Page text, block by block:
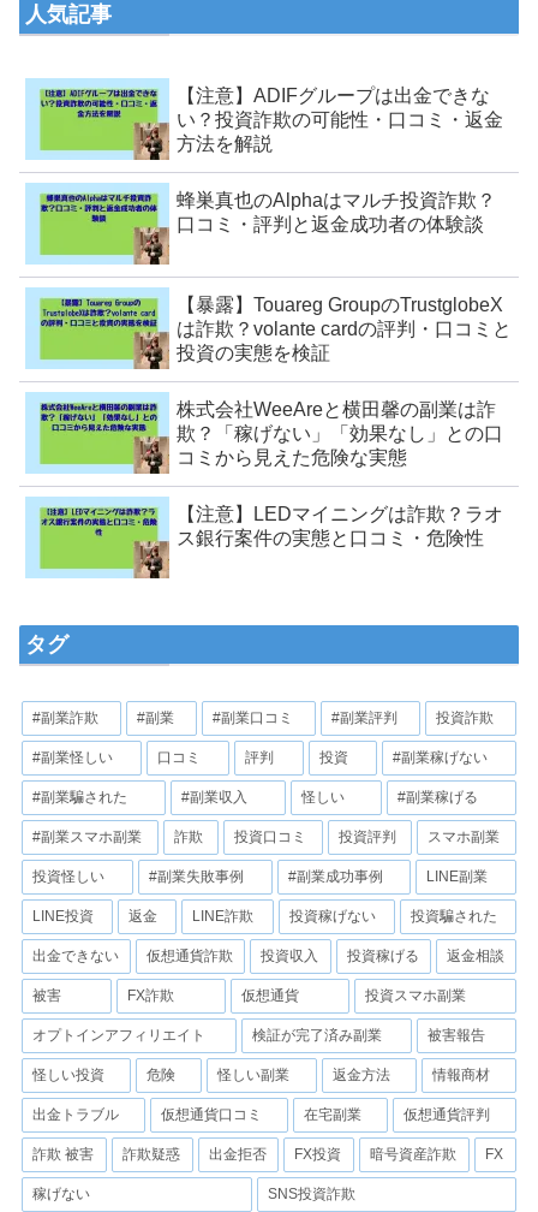
人気記事
【注意】ADIFグループは出金できな
い？投資詐欺の可能性・口コミ・返金
方法を解説
蜂巣真也のAlphaはマルチ投資詐欺？
口コミ・評判と返金成功者の体験談
【暴露】Touareg GroupのTrustglobeX
は詐欺？volante cardの評判・口コミと
投資の実態を検証
株式会社WeeAreと横田馨の副業は詐
欺？「稼げない」「効果なし」との口
コミから見えた危険な実態
【注意】LEDマイニングは詐欺？ラオ
ス銀行案件の実態と口コミ・危険性
タグ
#副業詐欺 #副業 #副業口コミ #副業評判 投資詐欺
#副業怪しい 口コミ 評判 投資 #副業稼げない
#副業騙された #副業収入 怪しい #副業稼げる
#副業スマホ副業 詐欺 投資口コミ 投資評判 スマホ副業
投資怪しい #副業失敗事例 #副業成功事例 LINE副業
LINE投資 返金 LINE詐欺 投資稼げない 投資騙された
出金できない 仮想通貨詐欺 投資収入 投資稼げる 返金相談
被害 FX詐欺 仮想通貨 投資スマホ副業
オプトインアフィリエイト 検証が完了済み副業 被害報告
怪しい投資 危険 怪しい副業 返金方法 情報商材
出金トラブル 仮想通貨口コミ 在宅副業 仮想通貨評判
詐欺 被害 詐欺疑惑 出金拒否 FX投資 暗号資産詐欺 FX
稼げない SNS投資詐欺